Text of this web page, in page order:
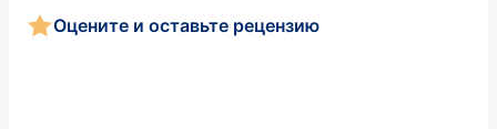
Оцените и оставьте рецензию